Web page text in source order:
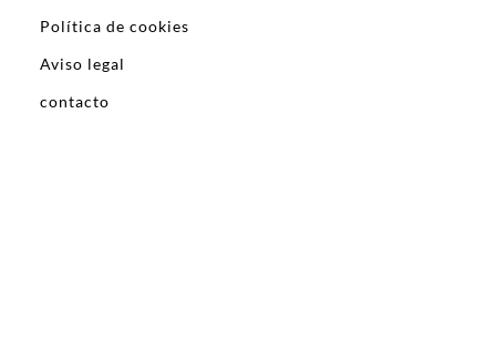
Política de cookies
Aviso legal
contacto